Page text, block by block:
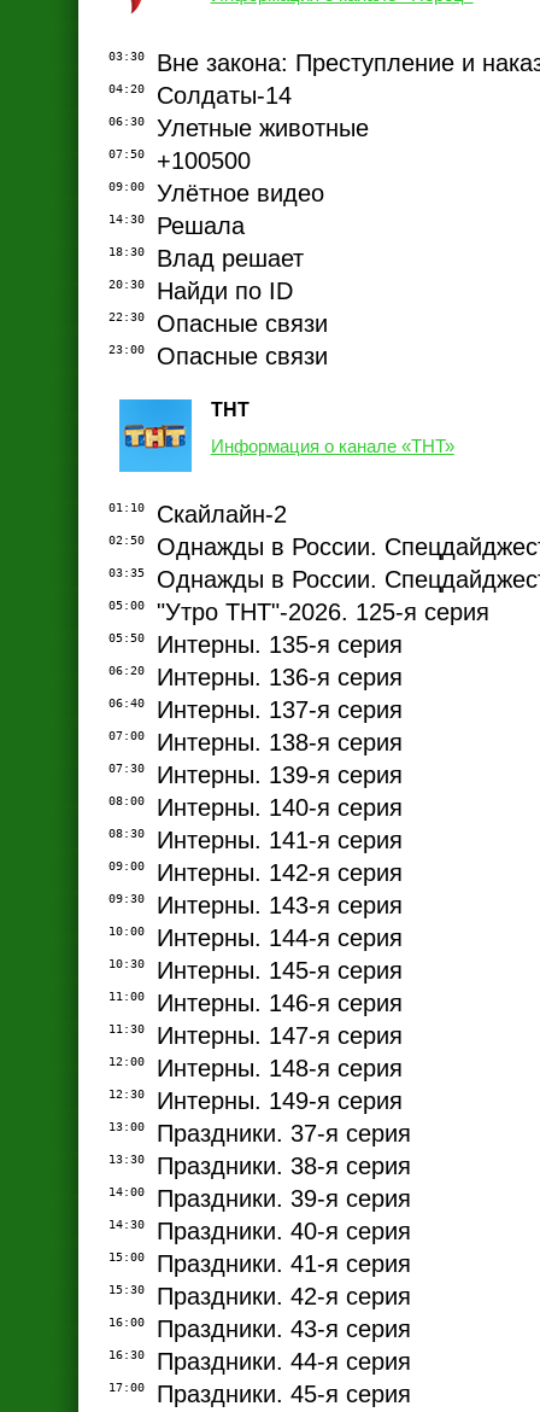
03:30 Вне закона: Преступление и
04:20 Солдаты-14
06:30 Улетные животные
07:50 +100500
09:00 Улётное видео
14:30 Решала
18:30 Влад решает
20:30 Найди по ID
22:30 Опасные связи
23:00 Опасные связи
ТНТ
Информация о канале «ТНТ»
01:10 Скайлайн-2
02:50 Однажды в России.
03:35 Однажды в России.
05:00 "Утро ТНТ"-2026. 125-я серия
05:50 Интерны. 135-я серия
06:20 Интерны. 136-я серия
06:40 Интерны. 137-я серия
07:00 Интерны. 138-я серия
07:30 Интерны. 139-я серия
08:00 Интерны. 140-я серия
08:30 Интерны. 141-я серия
09:00 Интерны. 142-я серия
09:30 Интерны. 143-я серия
10:00 Интерны. 144-я серия
10:30 Интерны. 145-я серия
11:00 Интерны. 146-я серия
11:30 Интерны. 147-я серия
12:00 Интерны. 148-я серия
12:30 Интерны. 149-я серия
13:00 Праздники. 37-я серия
13:30 Праздники. 38-я серия
14:00 Праздники. 39-я серия
14:30 Праздники. 40-я серия
15:00 Праздники. 41-я серия
15:30 Праздники. 42-я серия
16:00 Праздники. 43-я серия
16:30 Праздники. 44-я серия
17:00 Праздники. 45-я серия